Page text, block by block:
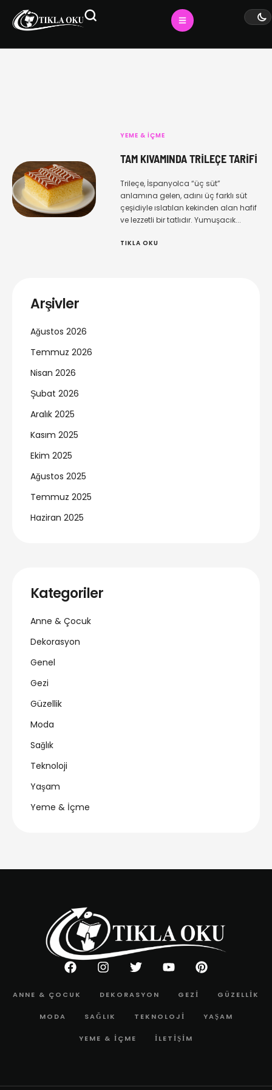
YEME & İÇME
TAM KIVAMINDA TRILEÇE TARIFI
Trileçe, İspanyolca “üç süt”
anlamına gelen, adını üç farklı süt
çeşidiyle ıslatılan kekinden alan hafif
ve lezzetli bir tatlıdır. Yumuşacık...
TIKLA OKU
Arşivler
Ağustos 2026
Temmuz 2026
Nisan 2026
Şubat 2026
Aralık 2025
Kasım 2025
Ekim 2025
Ağustos 2025
Temmuz 2025
Haziran 2025
Kategoriler
Anne & Çocuk
Dekorasyon
Genel
Gezi
Güzellik
Moda
Sağlık
Teknoloji
Yaşam
Yeme & İçme
ANNE & ÇOCUK DEKORASYON GEZI GÜZELLIK
MODA SAĞLIK TEKNOLOJI YAŞAM
YEME & İÇME İLETIŞIM